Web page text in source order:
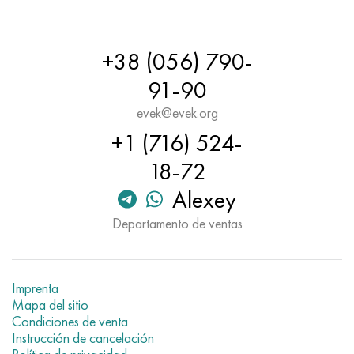
+38 (056) 790-
91-90
evek@evek.org
+1 (716) 524-
18-72
Alexey
Departamento de ventas
Imprenta
Mapa del sitio
Condiciones de venta
Instrucción de cancelación
45HN2MFA, k2425, 45hnmf
A40G, 44smn28, 1.0762, 46s20